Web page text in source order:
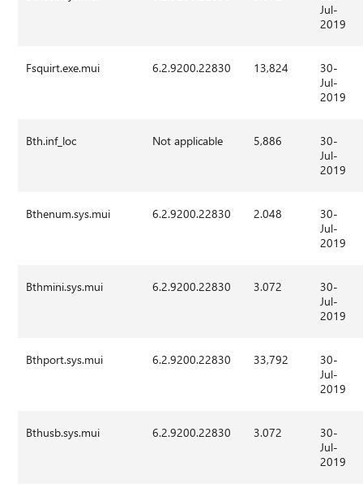
Jul-
2019
Fsquirt.exe.mui 6.2.9200.22830 13,824
30-
Jul-
2019
Bth.inf_loc Not applicable 5,886
30-
Jul-
2019
Bthenum.sys.mui 6.2.9200.22830 2.048
30-
Jul-
2019
Bthmini.sys.mui 6.2.9200.22830 3.072
30-
Jul-
2019
Bthport.sys.mui 6.2.9200.22830 33,792
30-
Jul-
2019
Bthusb.sys.mui 6.2.9200.22830 3.072
30-
Jul-
2019